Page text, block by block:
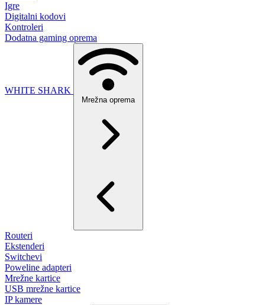
Igre
Digitalni kodovi
Kontroleri
Dodatna gaming oprema
WHITE SHARK
Mrežna oprema
Routeri
Ekstenderi
Switchevi
Poweline adapteri
Mrežne kartice
USB mrežne kartice
IP kamere